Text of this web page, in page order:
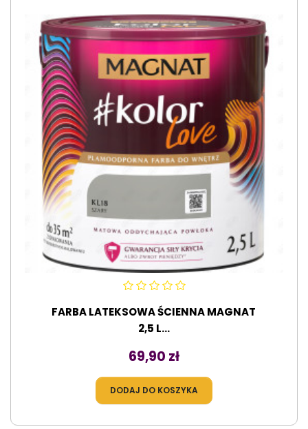
FARBA LATEKSOWA ŚCIENNA MAGNAT
2,5 L...
Cena
69,90 zł
DODAJ DO KOSZYKA